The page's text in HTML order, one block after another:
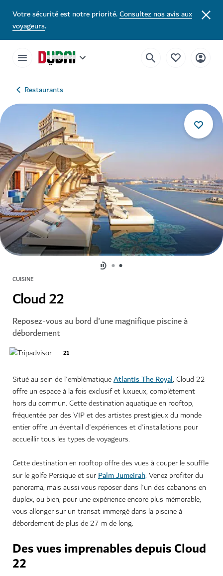
Votre sécurité est notre priorité.Consultez nos avis aux
voyageurs.
Restaurants
CUISINE
Cloud 22
Reposez-vous au bord d'une magnifique piscine à
débordement
21
Situé au sein de l'emblématiqueAtlantis The Royal, Cloud 22
offre un espace à la fois exclusif et luxueux, complètement
hors du commun. Cette destination aquatique en rooftop,
fréquentée par des VIP et des artistes prestigieux du monde
entier offre un éventail d'expériences et d'installations pour
accueillir tous les types de voyageurs.
Cette destination en rooftop offre des vues à couper le souffle
sur le golfe Persique et surPalm Jumeirah. Venez profiter du
panorama, mais aussi vous reposer dans l'un des cabanons en
duplex, ou bien, pour une expérience encore plus mémorable,
vous allonger sur un transat immergé dans la piscine à
débordement de plus de 27 m de long.
Des vues imprenables depuis Cloud
22